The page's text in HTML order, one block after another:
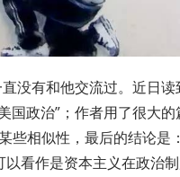
有和他交流过。近日读
国政治”；作者用了很大
些相似性，最后的结论是
看作是资本主义在政治